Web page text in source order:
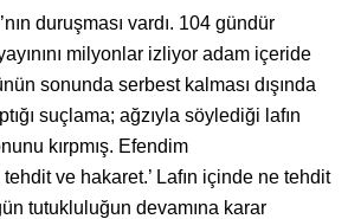
duruşması vardı. 104 gündür
milyonlar izliyor adam içeride
sonunda serbest kalması dışında
suçlama; ağzıyla söylediği lafın
kırpmış. Efendim
tehdit ve hakaret.’ Lafın içinde ne tehdit
tutukluluğun devamına karar